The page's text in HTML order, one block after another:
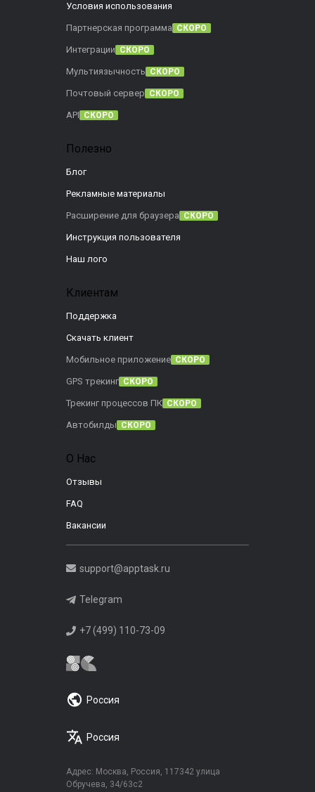
Условия использования
Партнерская программа СКОРО
Интеграции СКОРО
Мультиязычность СКОРО
Почтовый сервер СКОРО
API СКОРО
Полезно
Блог
Рекламные материалы
Расширение для браузера СКОРО
Инструкция пользователя
Наш лого
Клиентам
Поддержка
Скачать клиент
Мобильное приложение СКОРО
GPS трекинг СКОРО
Трекинг процессов ПК СКОРО
Автобилды СКОРО
О Нас
Отзывы
FAQ
Вакансии
support@apptask.ru
Telegram
+7 (499) 110-73-09
Россия
Россия
Адрес: Москва, Россия, 117342 улица
Обручева, 34/63с2